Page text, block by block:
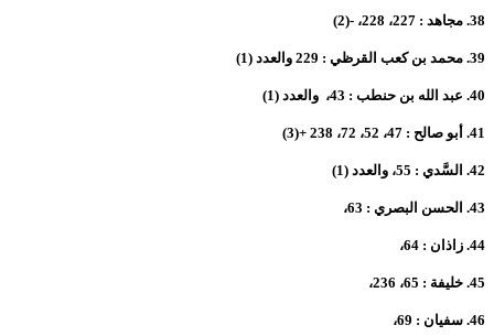
38. مجاهد : 227، 228، -(2)
39. محمد بن كعب القرظي : 229 والعدد (1)
40. عبد الله بن حنطب : 43، والعدد (1)
41. أبو صالح : 47، 52، 72، 238 +(3)
42. السَّدي : 55، والعدد (1)
43. الحسن البصري : 63،
44. زاذان : 64،
45. خليفة : 65، 236،
46. سفيان : 69،